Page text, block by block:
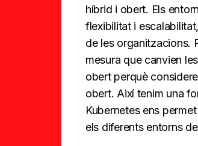
híbrid i obert. Els
flexibilitat i
de les organitzacions.
mesura que canvien
obert perquè
obert. Així tenim una
Kubernetes ens
els diferents entorns